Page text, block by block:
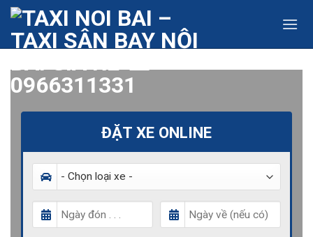
Skip
content
ĐẶT XE ONLINE